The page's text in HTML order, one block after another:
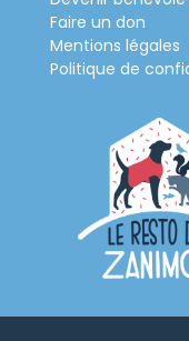
Faire un don
Mentions légales
Politique de